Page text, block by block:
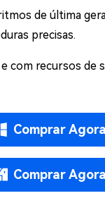
de última
precisas.
com recursos de
Comprar Agora
Comprar Agora